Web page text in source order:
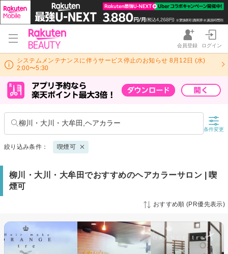
会員登録 ログイン
システムメンテナンスに伴うサービス停止のお知らせ 8月12日 (水)
2:00〜5:30
柳川・大川・大牟田,ヘアカラー
条件変更
絞り込み条件： 喫煙可
柳川・大川・大牟田でおすすめのヘアカラーサロン | 喫
煙可
おすすめ順 (PR優先表示)